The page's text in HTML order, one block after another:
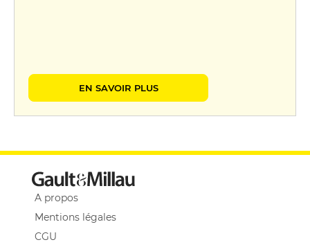
EN SAVOIR PLUS
A propos
Mentions légales
CGU